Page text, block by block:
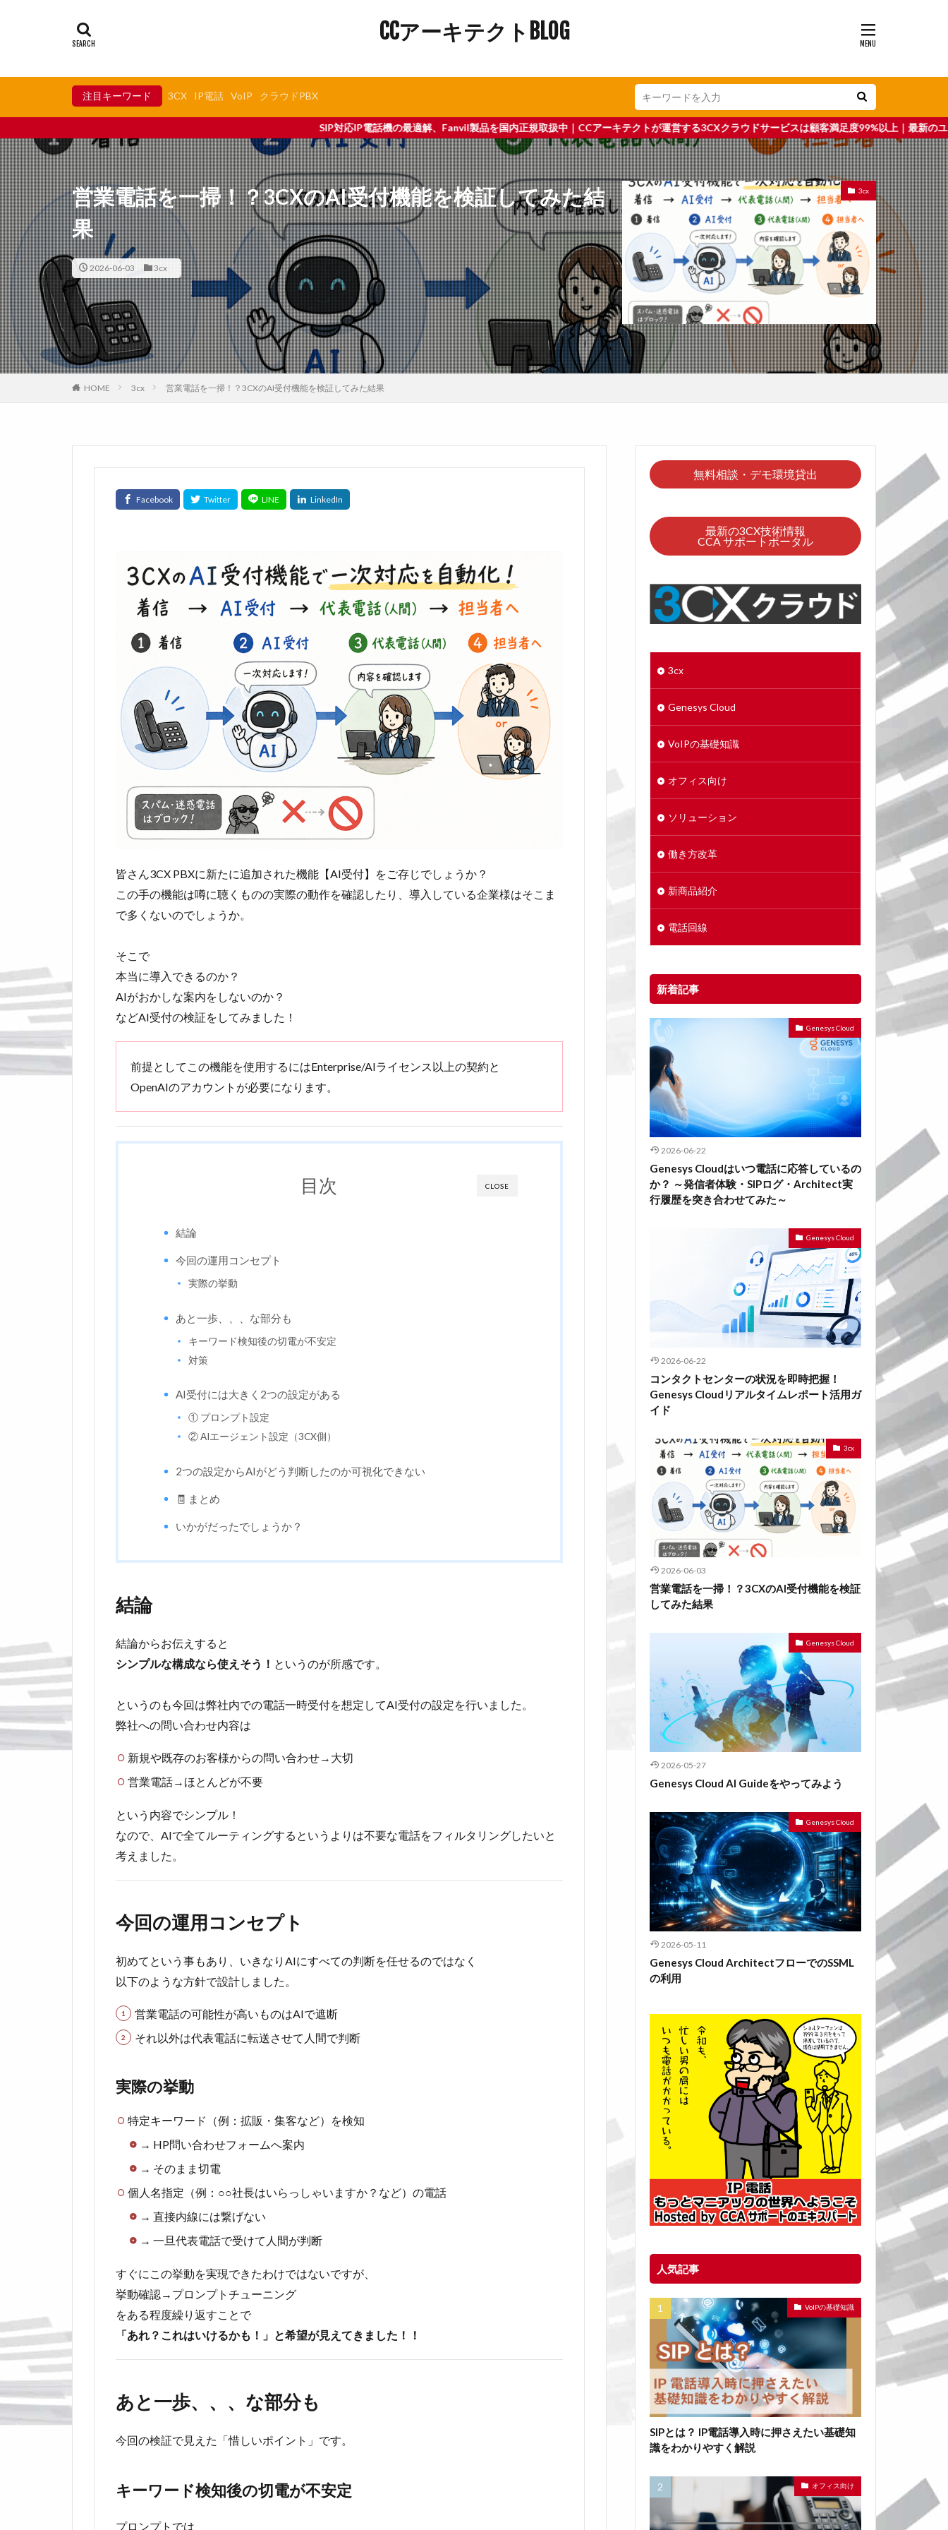
CCアーキテクトBLOG
注目キーワード 3CX IP電話 VoIP クラウドPBX
SIP対応IP電話機の最適解、Fanvil製品を国内正規取扱中｜CCアーキテクトが運営する3CXクラウドサービスは顧客満足度99%以上｜最新のユニファイドコミュニケーショ
営業電話を一掃！？3CXのAI受付機能を検証してみた結
果
2026-06-03 3cx
3cx
HOME 3cx 営業電話を一掃！？3CXのAI受付機能を検証してみた結果
皆さん3CX PBXに新たに追加された機能【AI受付】をご存じでしょうか？
この手の機能は噂に聴くものの実際の動作を確認したり、導入している企業様はそこま
で多くないのでしょうか。
そこで
本当に導入できるのか？
AIがおかしな案内をしないのか？
などAI受付の検証をしてみました！
前提としてこの機能を使用するにはEnterprise/AIライセンス以上の契約と
OpenAIのアカウントが必要になります。
CLOSE
目次
結論
今回の運用コンセプト
実際の挙動
あと一歩、、、な部分も
キーワード検知後の切電が不安定
対策
AI受付には大きく2つの設定がある
① プロンプト設定
② AIエージェント設定（3CX側）
2つの設定からAIがどう判断したのか可視化できない
🧾 まとめ
いかがだったでしょうか？
結論
結論からお伝えすると
シンプルな構成なら使えそう！ というのが所感です。
というのも今回は弊社内での電話一時受付を想定してAI受付の設定を行いました。
弊社への問い合わせ内容は
新規や既存のお客様からの問い合わせ→大切
営業電話→ほとんどが不要
という内容でシンプル！
なので、AIで全てルーティングするというよりは不要な電話をフィルタリングしたいと
考えました。
今回の運用コンセプト
初めてという事もあり、いきなりAIにすべての判断を任せるのではなく
以下のような方針で設計しました。
営業電話の可能性が高いものはAIで遮断
それ以外は代表電話に転送させて人間で判断
実際の挙動
特定キーワード（例：拡販・集客など）を検知
→ HP問い合わせフォームへ案内
→ そのまま切電
個人名指定（例：○○社長はいらっしゃいますか？など）の電話
→ 直接内線には繋げない
→ 一旦代表電話で受けて人間が判断
すぐにこの挙動を実現できたわけではないですが、
挙動確認→プロンプトチューニング
をある程度繰り返すことで
「あれ？これはいけるかも！」と希望が見えてきました！！
あと一歩、、、な部分も
今回の検証で見えた「惜しいポイント」です。
キーワード検知後の切電が不安定
プロンプトでは
無料相談・デモ環境貸出
最新の3CX技術情報
CCA サポートポータル
3cx
Genesys Cloud
VoIPの基礎知識
オフィス向け
ソリューション
働き方改革
新商品紹介
電話回線
新着記事
Genesys Cloud
2026-06-22
Genesys Cloudはいつ電話に応答しているの
か？ ～発信者体験・SIPログ・Architect実
行履歴を突き合わせてみた～
Genesys Cloud
2026-06-22
コンタクトセンターの状況を即時把握！
Genesys Cloudリアルタイムレポート活用ガ
イド
3cx
2026-06-03
営業電話を一掃！？3CXのAI受付機能を検証
してみた結果
Genesys Cloud
2026-05-27
Genesys Cloud AI Guideをやってみよう
Genesys Cloud
2026-05-11
Genesys Cloud ArchitectフローでのSSML
の利用
人気記事
VoIPの基礎知識
SIPとは？ IP電話導入時に押さえたい基礎知
識をわかりやすく解説
オフィス向け